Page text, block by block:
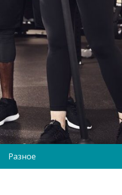
Разное